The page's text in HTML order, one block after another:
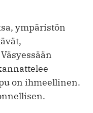
ympäristön
on ihmeellinen.